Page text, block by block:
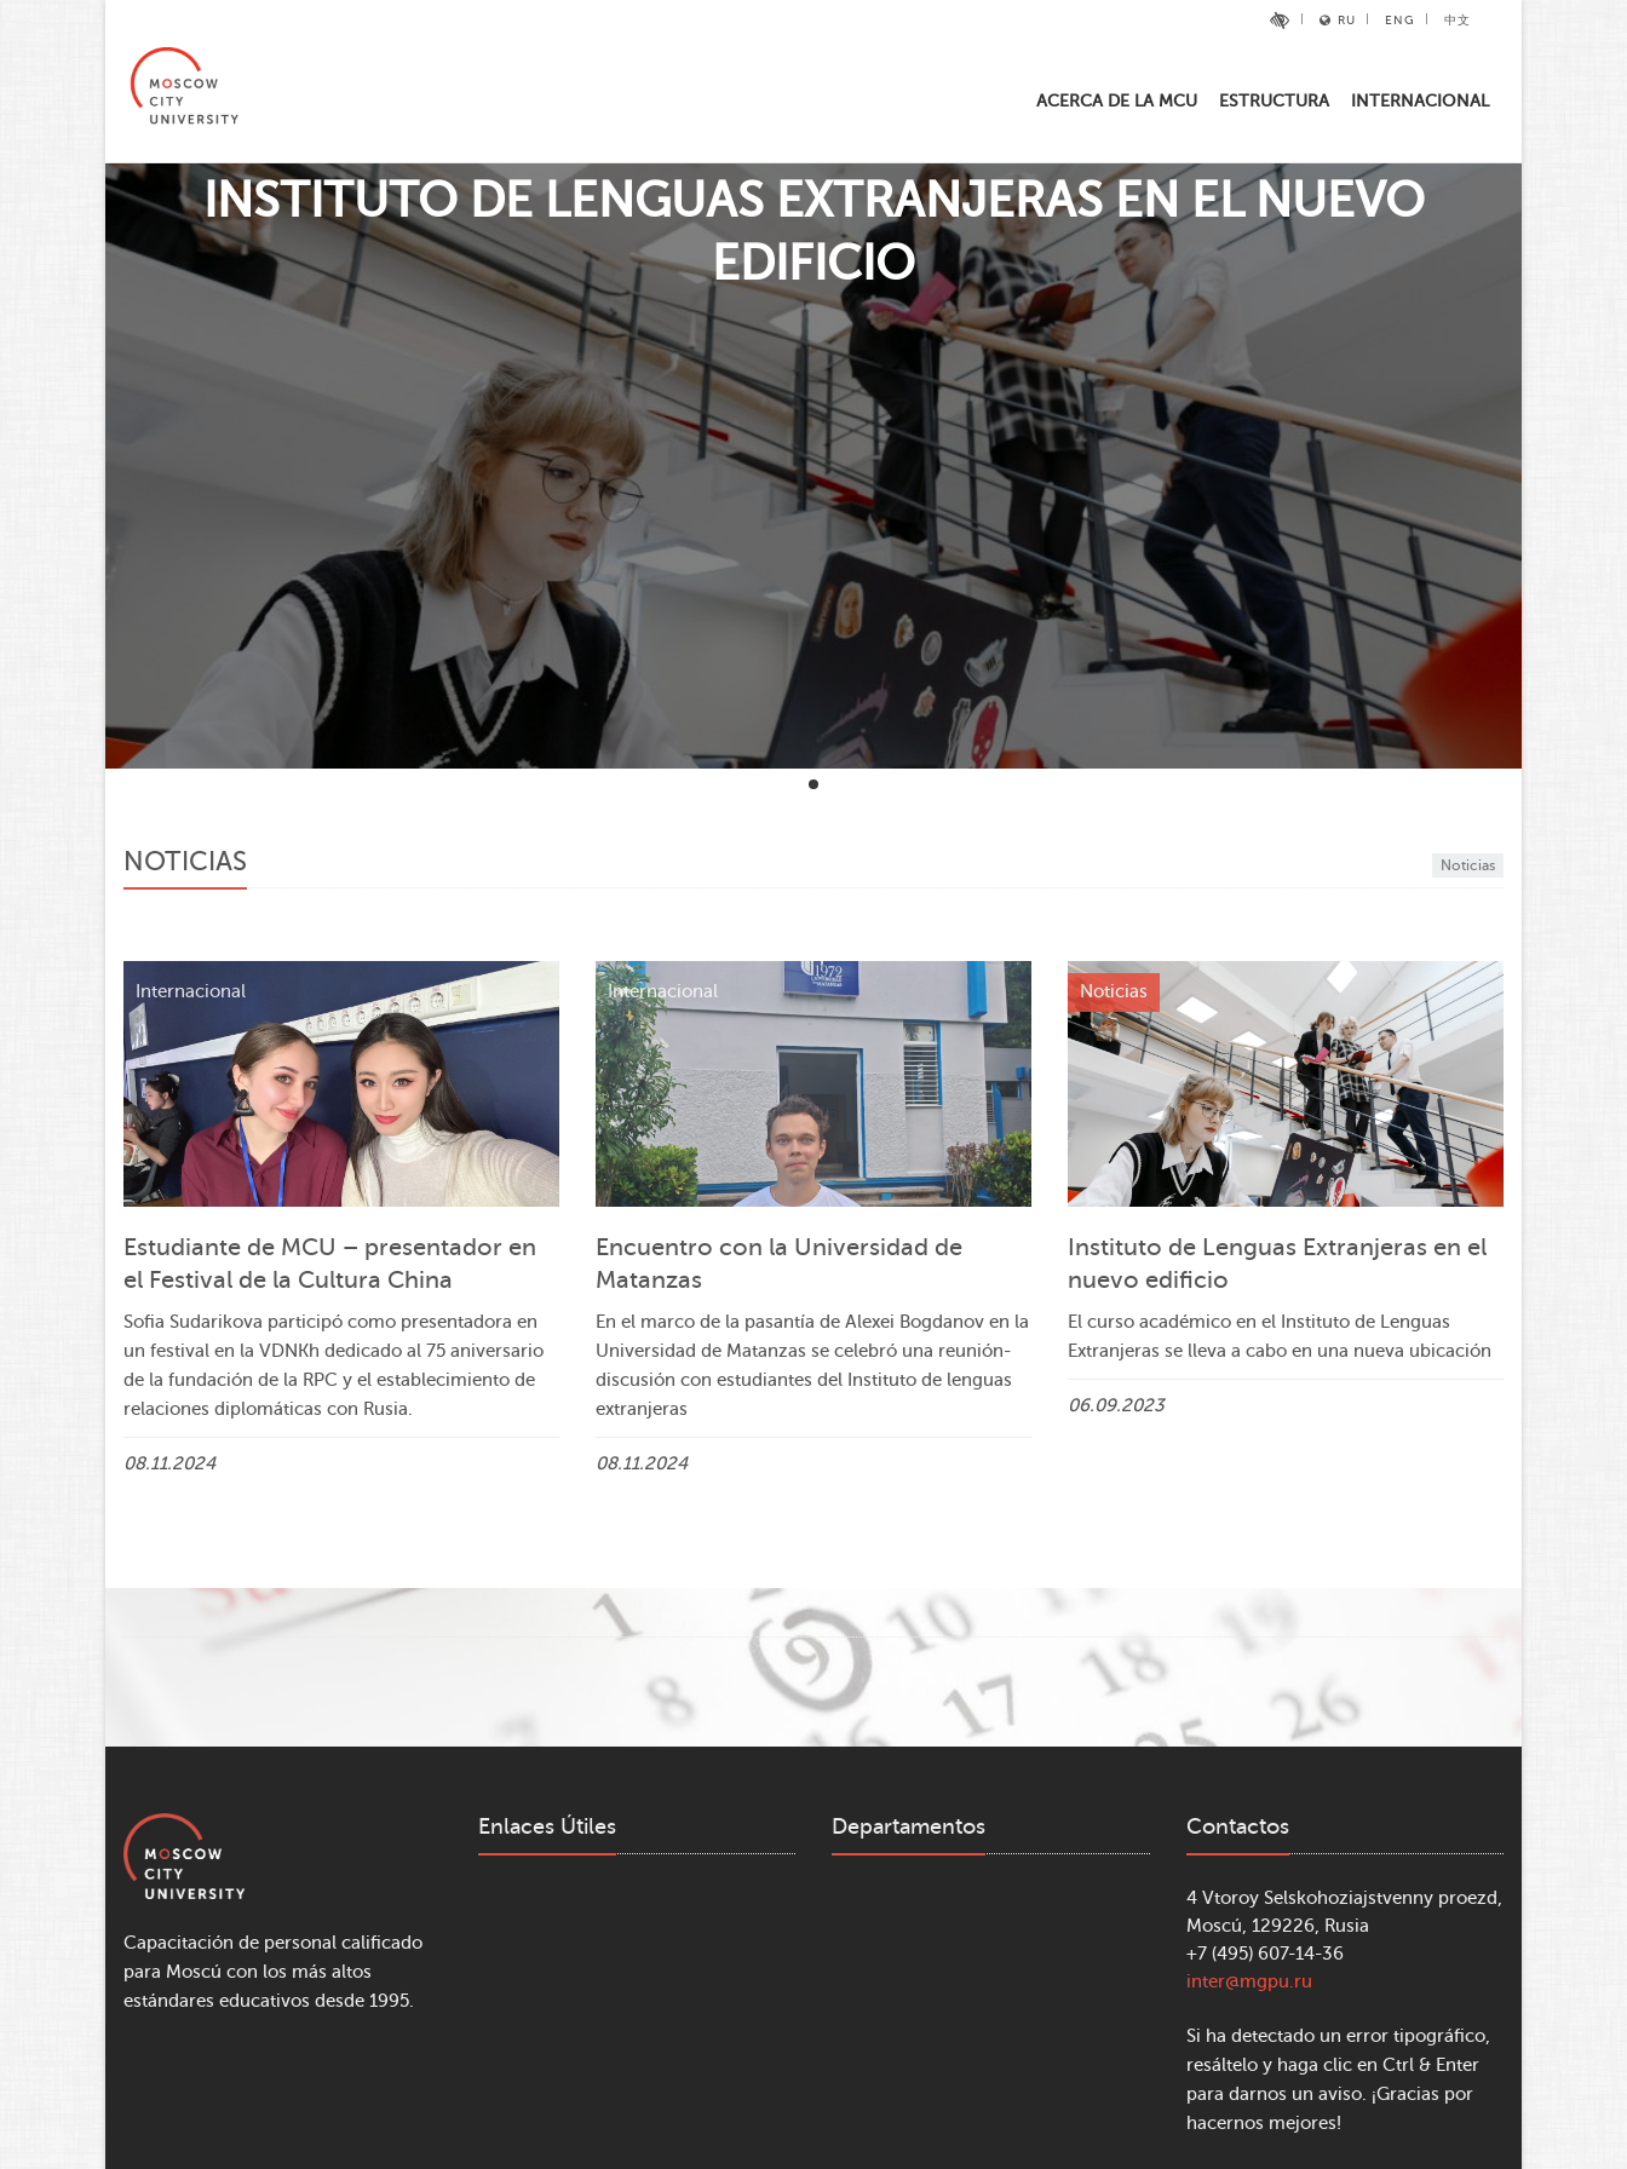
RU ENG 中文
ACERCA DE LA MCU ESTRUCTURA INTERNACIONAL
INSTITUTO DE LENGUAS EXTRANJERAS EN EL NUEVO
EDIFICIO
NOTICIAS Noticias
Internacional
Estudiante de MCU – presentador en
el Festival de la Cultura China
Sofia Sudarikova participó como presentadora en
un festival en la VDNKh dedicado al 75 aniversario
de la fundación de la RPC y el establecimiento de
relaciones diplomáticas con Rusia.
08.11.2024
Internacional
Encuentro con la Universidad de
Matanzas
En el marco de la pasantía de Alexei Bogdanov en la
Universidad de Matanzas se celebró una reunión-
discusión con estudiantes del Instituto de lenguas
extranjeras
08.11.2024
Noticias
Instituto de Lenguas Extranjeras en el
nuevo edificio
El curso académico en el Instituto de Lenguas
Extranjeras se lleva a cabo en una nueva ubicación
06.09.2023
Capacitación de personal calificado
para Moscú con los más altos
estándares educativos desde 1995.
Enlaces Útiles Departamentos Contactos
4 Vtoroy Selskohoziajstvenny proezd,
Moscú, 129226, Rusia
+7 (495) 607-14-36
inter@mgpu.ru
Si ha detectado un error tipográfico,
resáltelo y haga clic en Ctrl & Enter
para darnos un aviso. ¡Gracias por
hacernos mejores!